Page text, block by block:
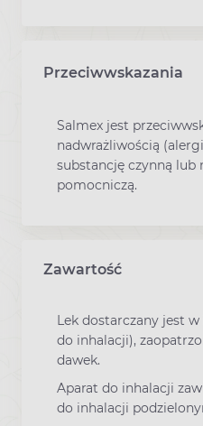
Przeciwwskazania
Salmex jest
nadwrażliwością
substancję czynną lub
pomocniczą.
Zawartość
Lek dostarczany jest
do inhalacji),
dawek.
Aparat do inhalacji
do inhalacji